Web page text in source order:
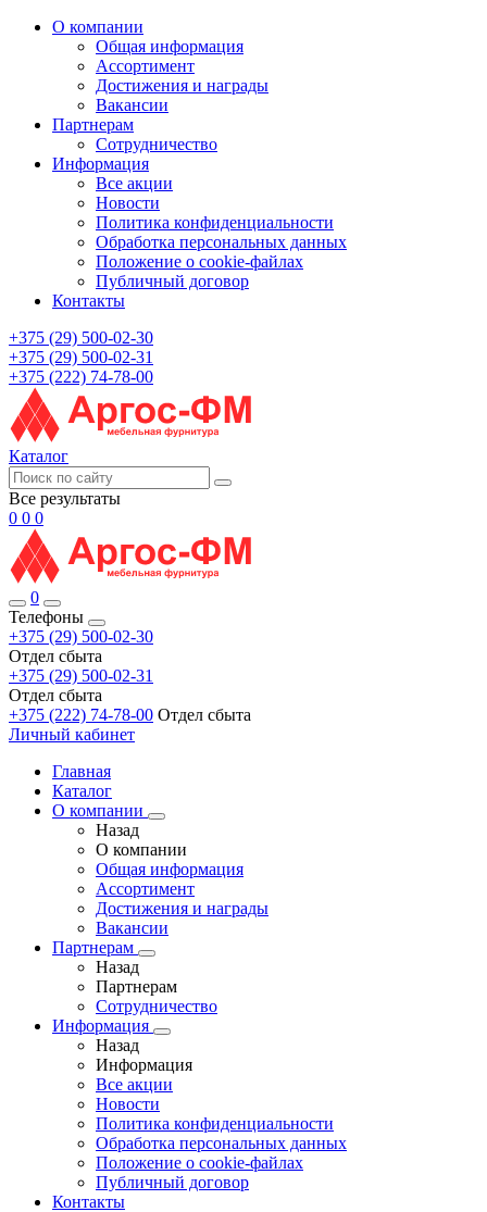
О компании
Общая информация
Ассортимент
Достижения и награды
Вакансии
Партнерам
Сотрудничество
Информация
Все акции
Новости
Политика конфиденциальности
Обработка персональных данных
Положение о cookie-файлах
Публичный договор
Контакты
+375 (29) 500-02-30
+375 (29) 500-02-31
+375 (222) 74-78-00
Каталог
Все результаты
0 0 0
0
Телефоны
+375 (29) 500-02-30
Отдел сбыта
+375 (29) 500-02-31
Отдел сбыта
+375 (222) 74-78-00 Отдел сбыта
Личный кабинет
Главная
Каталог
О компании
Назад
О компании
Общая информация
Ассортимент
Достижения и награды
Вакансии
Партнерам
Назад
Партнерам
Сотрудничество
Информация
Назад
Информация
Все акции
Новости
Политика конфиденциальности
Обработка персональных данных
Положение о cookie-файлах
Публичный договор
Контакты